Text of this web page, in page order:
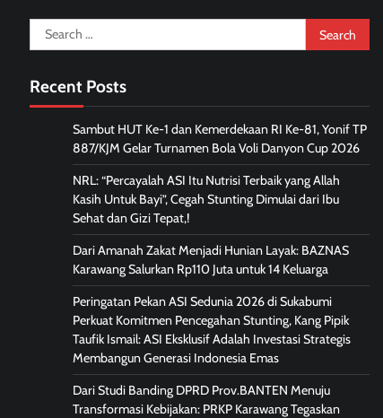
Search
for:
Recent Posts
Sambut HUT Ke-1 dan Kemerdekaan RI Ke-81, Yonif TP
887/KJM Gelar Turnamen Bola Voli Danyon Cup 2026
NRL: “Percayalah ASI Itu Nutrisi Terbaik yang Allah
Kasih Untuk Bayi”, Cegah Stunting Dimulai dari Ibu
Sehat dan Gizi Tepat,!
Dari Amanah Zakat Menjadi Hunian Layak: BAZNAS
Karawang Salurkan Rp110 Juta untuk 14 Keluarga
Peringatan Pekan ASI Sedunia 2026 di Sukabumi
Perkuat Komitmen Pencegahan Stunting, Kang Pipik
Taufik Ismail: ASI Eksklusif Adalah Investasi Strategis
Membangun Generasi Indonesia Emas
Dari Studi Banding DPRD Prov.BANTEN Menuju
Transformasi Kebijakan: PRKP Karawang Tegaskan